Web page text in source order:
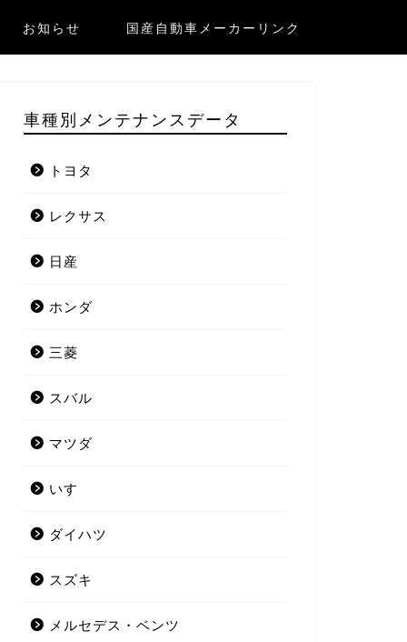
お知らせ 国産自動車メーカーリンク
車種別メンテナンスデータ
トヨタ
レクサス
日産
ホンダ
三菱
スバル
マツダ
いすゞ
ダイハツ
スズキ
メルセデス・ベンツ